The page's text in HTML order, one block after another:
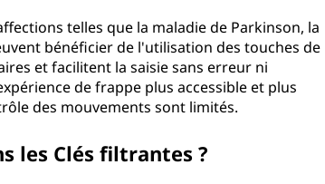
telles que la maladie de Parkinson, la
bénéficier de l'utilisation des touches de
et facilitent la saisie sans erreur ni
de frappe plus accessible et plus
des mouvements sont limités.
les Clés filtrantes ?